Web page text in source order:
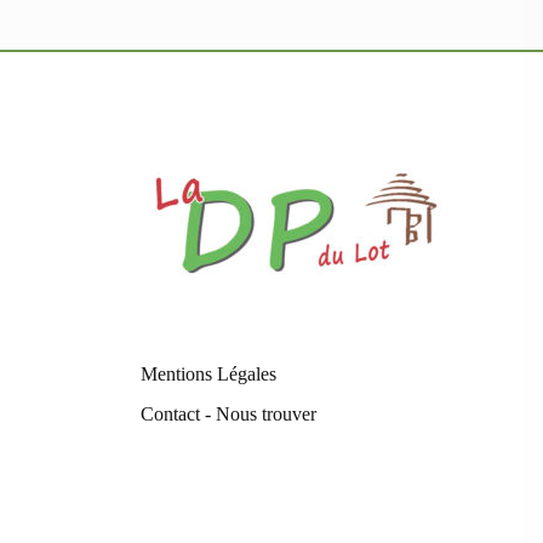
Mentions Légales
Contact - Nous trouver